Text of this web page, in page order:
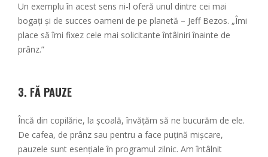
Un exemplu în acest sens ni-l oferă unul dintre cei mai
bogați și de succes oameni de pe planetă – Jeff Bezos. „Îmi
place să îmi fixez cele mai solicitante întâlniri înainte de
prânz.”
3. FĂ PAUZE
Încă din copilărie, la școală, învățăm să ne bucurăm de ele.
De cafea, de prânz sau pentru a face puțină mișcare,
pauzele sunt esențiale în programul zilnic. Am întâlnit